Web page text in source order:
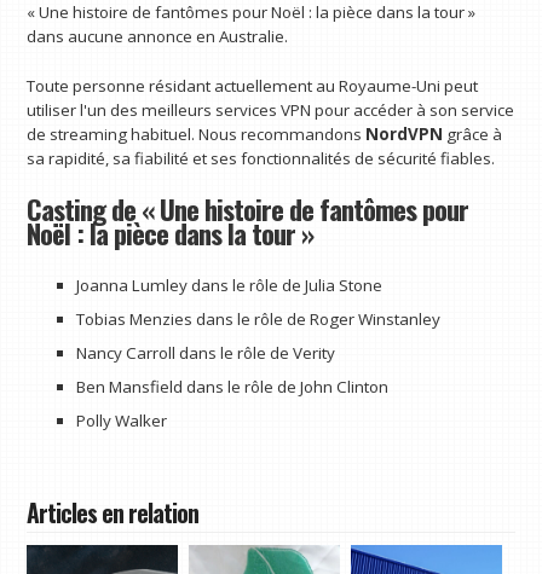
« Une histoire de fantômes pour Noël : la pièce dans la tour »
dans aucune annonce en Australie.
Toute personne résidant actuellement au Royaume-Uni peut
utiliser l'un des meilleurs services VPN pour accéder à son service
de streaming habituel. Nous recommandons NordVPN grâce à
sa rapidité, sa fiabilité et ses fonctionnalités de sécurité fiables.
Casting de « Une histoire de fantômes pour
Noël : la pièce dans la tour »
Joanna Lumley dans le rôle de Julia Stone
Tobias Menzies dans le rôle de Roger Winstanley
Nancy Carroll dans le rôle de Verity
Ben Mansfield dans le rôle de John Clinton
Polly Walker
Articles en relation